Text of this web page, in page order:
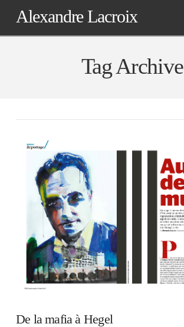
Alexandre Lacroix
Tag Archive
De la mafia à Hegel